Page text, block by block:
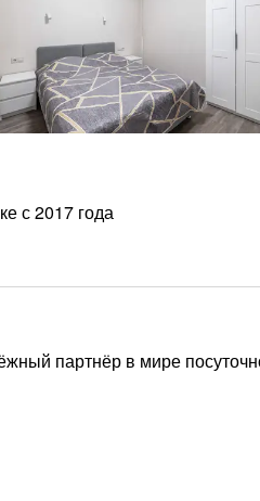
с 2017 года
партнёр в мире